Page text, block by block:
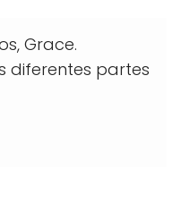
Grace.
diferentes partes